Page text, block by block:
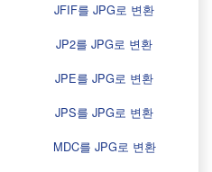
JFIF를 JPG로 변환
JP2를 JPG로 변환
JPE를 JPG로 변환
JPS를 JPG로 변환
MDC를 JPG로 변환